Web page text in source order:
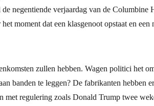
negentiende verjaardag van de
moment dat een klasgenoot opstaat en
zullen hebben. Wagen politici het
banden te leggen? De fabrikanten hebben
regulering zoals Donald Trump twee